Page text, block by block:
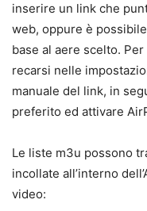
inserire un link che
web, oppure è
base al aere scelto.
recarsi nelle
manuale del link, in
preferito ed attivare
Le liste m3u possono
incollate all’interno
video: